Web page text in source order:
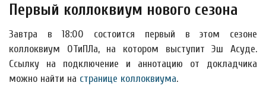
Первый коллоквиум нового сезона
Завтра в 18:00 состоится первый в этом сезоне
коллоквиум ОТиПЛа, на котором выступит Эш Асуде.
Ссылку на подключение и аннотацию от докладчика
можно найти на странице коллоквиума.